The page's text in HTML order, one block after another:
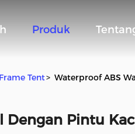
Produk
Tent> Waterproof ABS
Dengan Pintu